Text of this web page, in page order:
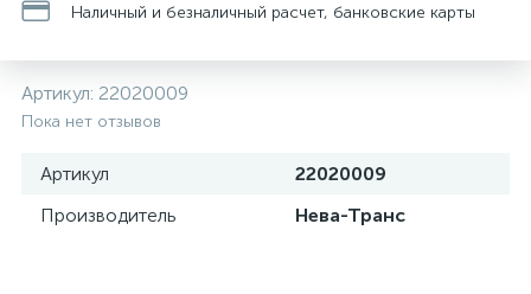
Наличный и безналичный расчет, банковские карты
Артикул: 22020009
Пока нет отзывов
Артикул
22020009
Производитель
Нева-Транс